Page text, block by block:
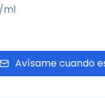
ml
Avísame cuando